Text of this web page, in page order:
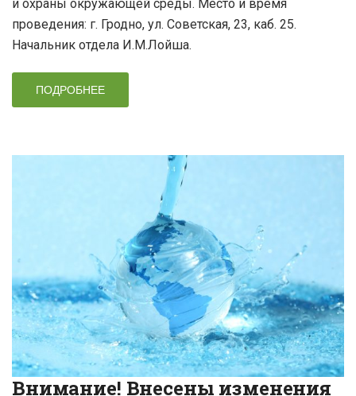
и охраны окружающей среды. Место и время
проведения: г. Гродно, ул. Советская, 23, каб. 25.
Начальник отдела И.М.Лойша.
ПОДРОБНЕЕ
Внимание! Внесены изменения